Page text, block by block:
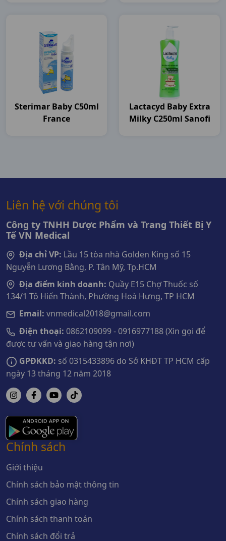
Sterimar Baby C50ml
France
Lactacyd Baby Extra
Milky C250ml Sanofi
Liên hệ với chúng tôi
Công ty TNHH Dược Phẩm và Trang Thiết Bị Y
Tế VN Medical
Địa chỉ VP: Lầu 15 tòa nhà Golden King số 15
Nguyễn Lương Bằng, P. Tân Mỹ, Tp.HCM
Địa điểm kinh doanh: Quầy E15 Chợ Thuốc số
134/1 Tô Hiến Thành, Phường Hoà Hưng, TP HCM
Email: vnmedical2018@gmail.com
Điện thoại: 0862109099 - 0916977188 (Xin gọi để
được tư vấn và giao hàng tận nơi)
GPĐKKD: số 0315433896 do Sở KHĐT TP HCM cấp
ngày 13 tháng 12 năm 2018
Chính sách
Giới thiệu
Chính sách bảo mật thông tin
Chính sách giao hàng
Chính sách thanh toán
Chính sách đổi trả